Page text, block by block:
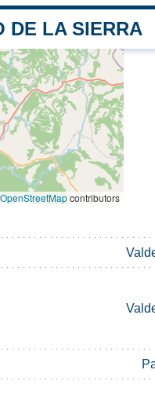
DE LA SIERRA
OpenStreetMapcontributors